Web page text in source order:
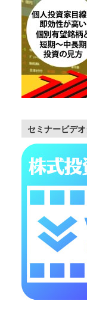
セミナービデ